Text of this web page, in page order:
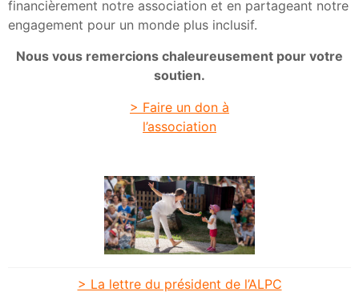
financièrement notre association et en partageant notre
engagement pour un monde plus inclusif.
Nous vous remercions chaleureusement pour votre
soutien.
> Faire un don à
l’association
> La lettre du président de l’ALPC